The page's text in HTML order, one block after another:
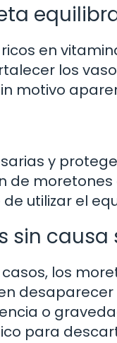
en
los
motivo
y
de
utilizar el
sin
los
o
para